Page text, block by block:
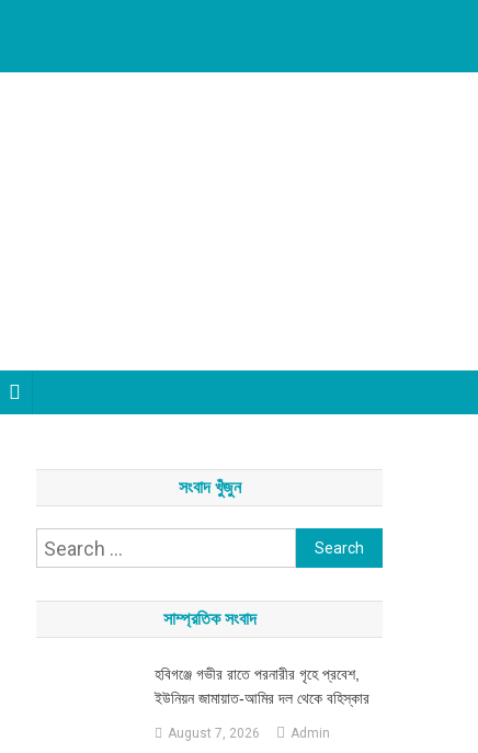
সংবাদ খুঁজুন
Search
সাম্প্রতিক সংবাদ
হবিগঞ্জে গভীর রাতে পরনারীর গৃহে প্রবেশ,
ইউনিয়ন জামায়াত-আমির দল থেকে বহিস্কার
August 7, 2026 Admin